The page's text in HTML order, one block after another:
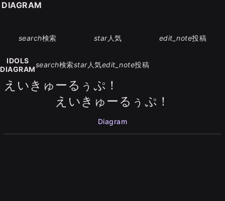
search検索 star人気 edit_note投稿
IDOLS
DIAGRAM
search検索star人気edit_note投稿
えいきゅーるぅぷ！
えいきゅーるぅぷ！
Diagram